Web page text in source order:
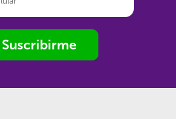
Suscribirme